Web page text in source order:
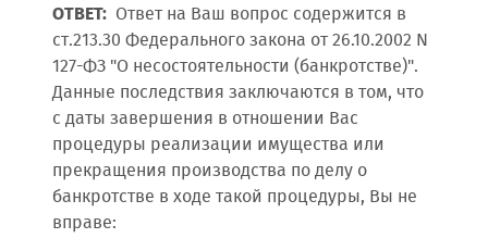
ОТВЕТ: Ответ на Ваш вопрос содержится в
ст.213.30 Федерального закона от 26.10.2002 N
127-ФЗ "О несостоятельности (банкротстве)".
Данные последствия заключаются в том, что
с даты завершения в отношении Вас
процедуры реализации имущества или
прекращения производства по делу о
банкротстве в ходе такой процедуры, Вы не
вправе: